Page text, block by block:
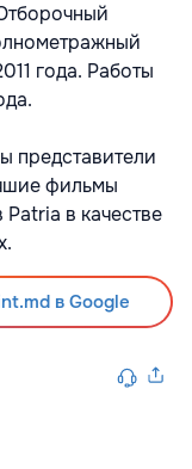
года. Работы
представители
фильмы
Patria в качестве
в Google